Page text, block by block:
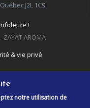
J2L 1C9
!
AROMA
& vie privé
notre utilisation de